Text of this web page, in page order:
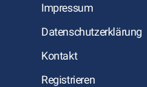
Impressum
Datenschutzerklärung
Kontakt
Registrieren